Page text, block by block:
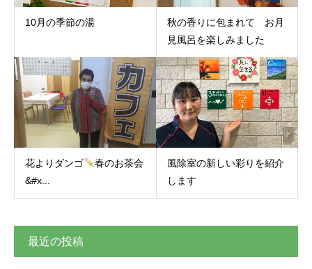
10月の季節の湯
秋の香りに包まれて お月
見風呂を楽しみました
花よりダンゴ
春のお茶会
&#x...
風除室の新しい彩りを紹介
します
最近の投稿